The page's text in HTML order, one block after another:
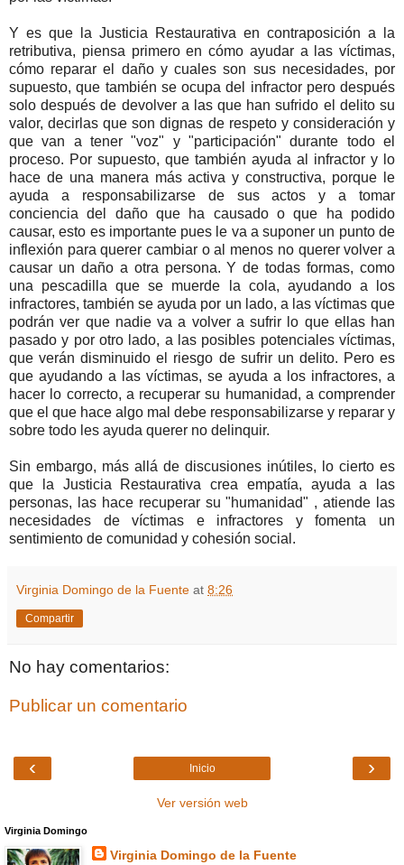
Y es que la Justicia Restaurativa en contraposición a la
retributiva, piensa primero en cómo ayudar a las víctimas,
cómo reparar el daño y cuales son sus necesidades, por
supuesto, que también se ocupa del infractor pero después
solo después de devolver a las que han sufrido el delito su
valor, decirlas que son dignas de respeto y consideración y
que van a tener "voz" y "participación" durante todo el
proceso. Por supuesto, que también ayuda al infractor y lo
hace de una manera más activa y constructiva, porque le
ayuda a responsabilizarse de sus actos y a tomar
conciencia del daño que ha causado o que ha podido
causar, esto es importante pues le va a suponer un punto de
inflexión para querer cambiar o al menos no querer volver a
causar un daño a otra persona. Y de todas formas, como
una pescadilla que se muerde la cola, ayudando a los
infractores, también se ayuda por un lado, a las víctimas que
podrán ver que nadie va a volver a sufrir lo que ellas han
pasado y por otro lado, a las posibles potenciales víctimas,
que verán disminuido el riesgo de sufrir un delito. Pero es
que ayudando a las víctimas, se ayuda a los infractores, a
hacer lo correcto, a recuperar su humanidad, a comprender
que el que hace algo mal debe responsabilizarse y reparar y
sobre todo les ayuda querer no delinquir.
Sin embargo, más allá de discusiones inútiles, lo cierto es
que la Justicia Restaurativa crea empatía, ayuda a las
personas, las hace recuperar su "humanidad" , atiende las
necesidades de víctimas e infractores y fomenta un
sentimiento de comunidad y cohesión social.
Virginia Domingo de la Fuente at 8:26
Compartir
No hay comentarios:
Publicar un comentario
‹ ›
Inicio
Ver versión web
Virginia Domingo
Virginia Domingo de la Fuente